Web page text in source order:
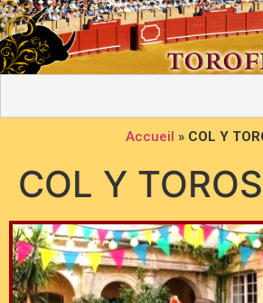
Accueil » COL Y
COL Y TOROS